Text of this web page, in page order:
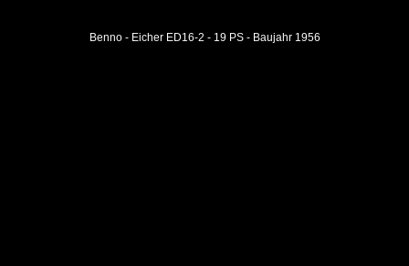
Benno - Eicher ED16-2 - 19 PS - Baujahr 1956